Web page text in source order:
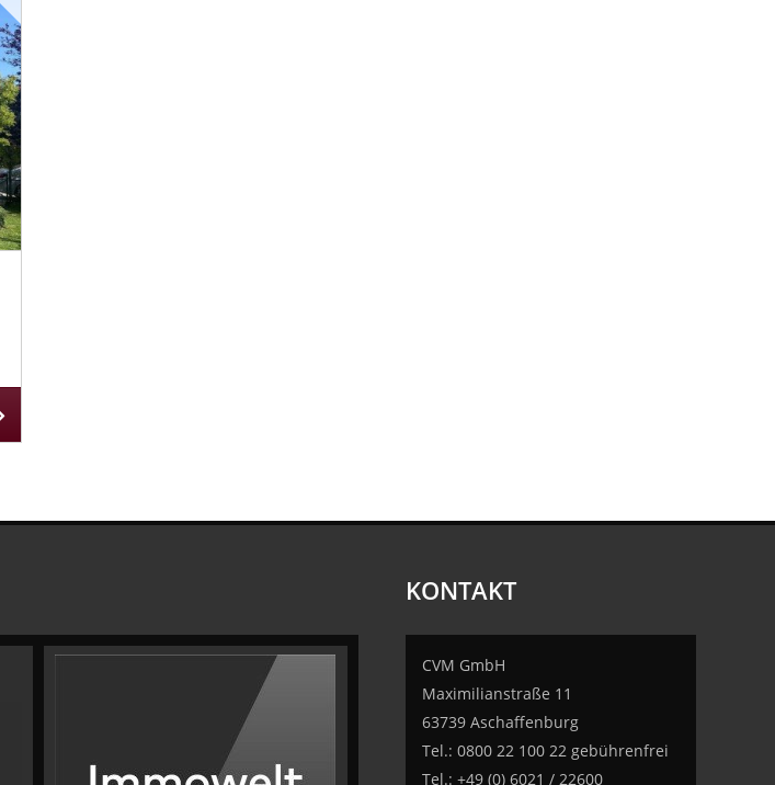
KONTAKT
CVM GmbH
Maximilianstraße 11
63739 Aschaffenburg
Tel.: 0800 22 100 22 gebührenfrei
Tel.: +49 (0) 6021 / 22600